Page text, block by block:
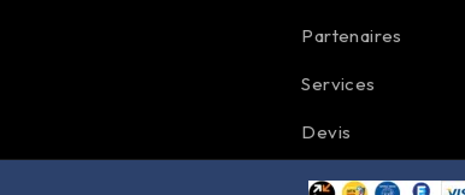
Partenaires
Services
Devis